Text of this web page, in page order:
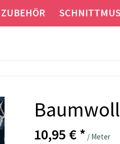
10,95 € * / Meter